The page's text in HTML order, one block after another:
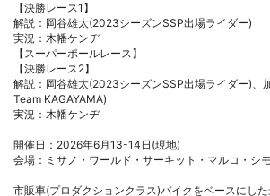
【決勝レース1】
解説：岡谷雄太(2023シーズンSSP出場ライダー)
実況：木幡ケンヂ
【スーパーポールレース】
【決勝レース2】
解説：岡谷雄太(2023シーズンSSP出場ライダー)、
Team KAGAYAMA)
実況：木幡ケンヂ
開催日：2026年6月13-14日(現地)
会場：ミサノ・ワールド・サーキット・マルコ・シ
市販車(プロダクションクラス)バイクをベースにし